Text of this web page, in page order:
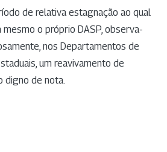
de relativa estagnação ao qual
mesmo o próprio DASP, observa-
nos Departamentos de
um reavivamento de
digno de nota.